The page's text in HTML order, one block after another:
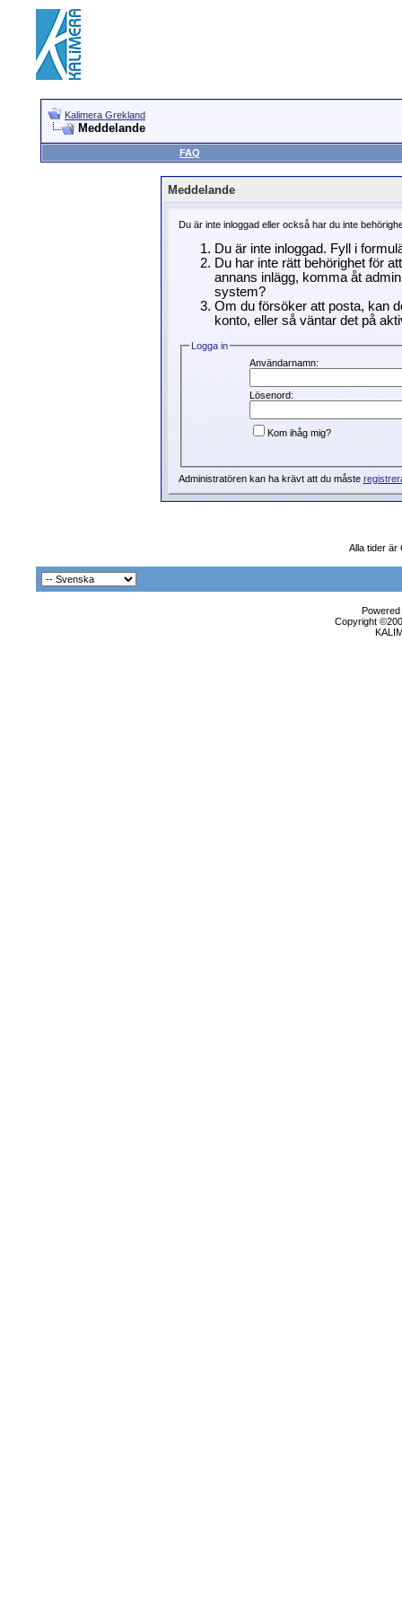
Kalimera Grekland
Meddelande
FAQ
Meddelande
Du är inte inloggad eller också har du inte
Du är inte inloggad. Fyll i
Du har inte rätt behörighet för
annans inlägg, komma åt
system?
Om du försöker att posta, kan
konto, eller så väntar det på
Logga in
Användarnamn:
Lösenord:
Kom ihåg mig?
Administratören kan ha krävt att du måste
Alla tider är
Copyright